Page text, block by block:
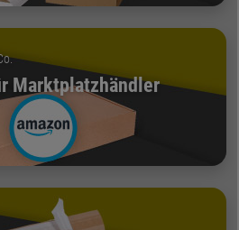
Marktplatzhändler